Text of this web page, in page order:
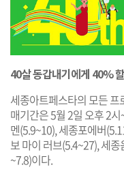
40살 동갑내기에게 40%
세종아트페스타의 모든
매기간은 5월 2일 오후 2
멘(5.9~10), 세종포에버
보 마이 러브(5.4~27), 세
~7.8)이다.